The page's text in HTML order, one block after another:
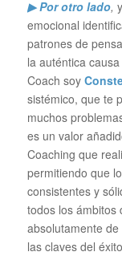
▶ Por otro lado,
emocional
patrones de
la auténtica
Coach soy
sistémico, que te
muchos
es un valor
Coaching que
permitiendo que
consistentes y
todos los
absolutamente
las claves del